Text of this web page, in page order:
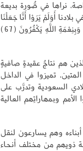
نراها في صُّورة بديعة
أَوَلَمْ يَرَوْا أَنَّا جَعَلْنَا
حَرَمًا آمِنًا وَيُتَخَطَّفُ النَّاسُ مِنْ حَوْلِهِمْ أَفَبِالْبَاطِلِ يُؤْمِنُونَ وَبِنِعْمَةِ اللَّهِ يَكْفُرُونَ (67)
هم نتاجُ عقيدةٍ صافيةٍ
تميزوا في الداخل
السعودية وتدرَّب على
وبمهاراتِهم العالية
وهم يسارعون لنقل
ذويهم من مختلف أنحاء